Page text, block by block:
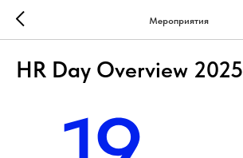
Мероприятия
HR Day Overview 2025